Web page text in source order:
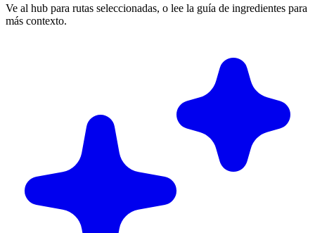
Ve al hub para rutas seleccionadas, o lee la guía de ingredientes para
más contexto.